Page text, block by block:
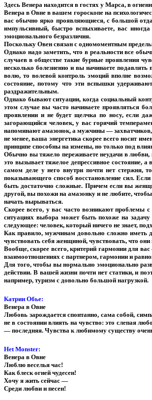
Здесь Венера находится в гостях у Марса, в
Венера в Овне в вашем гороскопе на
вас обычно ярко проявляющиеся, с большой
импульсивный, быстро вспыхиваете, вас
эмоционального безразличия.
Поскольку Овен связан с одномоментным
Однако надо заметить, что в реальности все
случаев в обществе такие бурные проявления
несколько болезненно и вы начинаете
волю, то волевой контроль эмоций вполне
состояние, потому что эти вспышки
раздражительным.
Однако бывают ситуации, когда социальный
этом случае вы часто начинаете проявляться
проявлении и не будет щелчка по носу, если
загорающийся человек, у вас горячий
напоминают амазонок, а мужчины — захватчиков,
не менее, ваша энергетика скорее всего носит
принципе способны на измены, но только под
Обычно вы тяжело переживаете неудачи в любви,
это вызывает тяжелое депрессивное состояние,
самом деле у него внутри почти нет стержня,
показывающего способ восстановление сил.
быть достаточно сложные. Причем если вы
другой, вы похожи на амазонку и не любите,
начать вырываться.
Скорее всего, у вас часто возникают
ситуациях выбора может быть похоже на
следующее: человек, который ничего не знает,
Как правило, мужчинам довольно сложно иметь
чувствовать себя женщиной, чувствовать, что
Вообще, скорее всего, критерий гармонии для
взаимоотношениях с партнером, гармонии и
Для того, чтобы вы нормально эмоционально
действии. В вашей жизни почти нет статики, и
например, туризм с довольно большой нагрузкой.
Катрин Обье:
Венера в Овне
Любовь зарождается спонтанно, сама собой,
не в состоянии влиять на чувство: это слепая
— последняя. Чувства к любимому существу
Het Monster:
Венера в Овне
Люблю веселья час!
Как блеск огней чудесен!
Хочу я жить сейчас —
Среди любви и песен!